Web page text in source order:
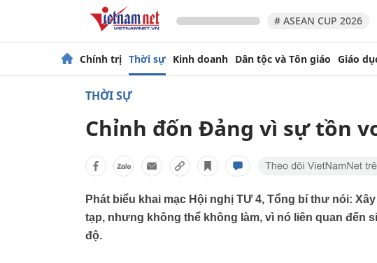
# ASEAN CUP 2026
Chính trị Thời sự Kinh doanh Dân tộc và Tôn giáo Giáo
THỜI SỰ
Chỉnh đốn Đảng vì sự tồn
Phát biểu khai mạc Hội nghị TƯ 4, Tổng bí thư nói:
tạp, nhưng không thể không làm, vì nó liên quan đến
độ.